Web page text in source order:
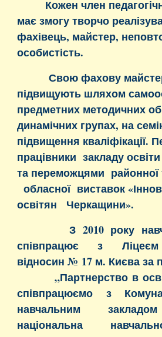
Кожен член
має змогу творчо
фахівець, майстер,
особистість.
Свою фахову
підвищують шляхом
предметних методичних
динамічних групах, на
підвищення кваліфікації.
працівники закладу
та переможцями районної
обласної виставок
освітян Черкащини».
З 2010 року
співпрацює з Ліцеєм
відносин № 17 м. Києва
„Партнерство в
співпрацюємо з
навчальним
національна навчально-